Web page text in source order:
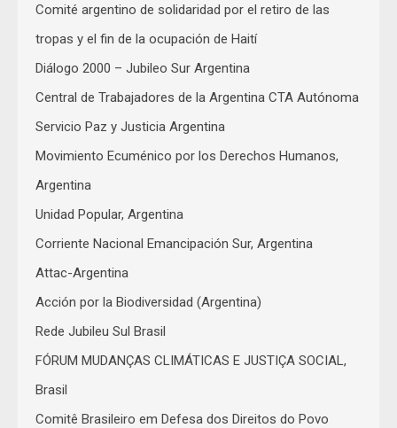
Comité argentino de solidaridad por el retiro de las
tropas y el fin de la ocupación de Haití
Diálogo 2000 – Jubileo Sur Argentina
Central de Trabajadores de la Argentina CTA Autónoma
Servicio Paz y Justicia Argentina
Movimiento Ecuménico por los Derechos Humanos,
Argentina
Unidad Popular, Argentina
Corriente Nacional Emancipación Sur, Argentina
Attac-Argentina
Acción por la Biodiversidad (Argentina)
Rede Jubileu Sul Brasil
FÓRUM MUDANÇAS CLIMÁTICAS E JUSTIÇA SOCIAL,
Brasil
Comitê Brasileiro em Defesa dos Direitos do Povo